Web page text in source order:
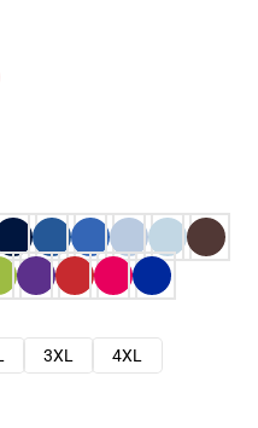
3XL
4XL